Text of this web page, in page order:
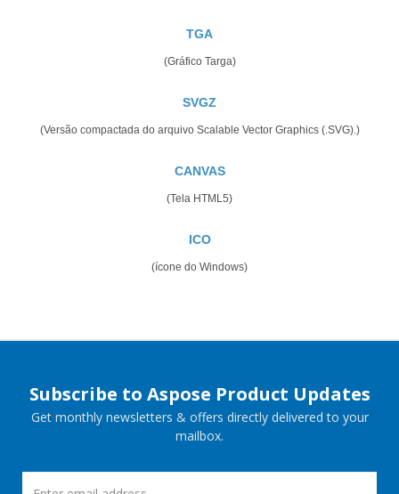
TGA
(Gráfico Targa)
SVGZ
(Versão compactada do arquivo Scalable Vector Graphics (.SVG).)
CANVAS
(Tela HTML5)
ICO
(ícone do Windows)
Subscribe to Aspose Product Updates
Get monthly newsletters & offers directly delivered to your
mailbox.